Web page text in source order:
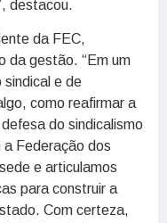
destacou.
da FEC,
da gestão. “Em um
e de
como reafirmar a
do sindicalismo
Federação dos
e articulamos
para construir a
Com certeza,